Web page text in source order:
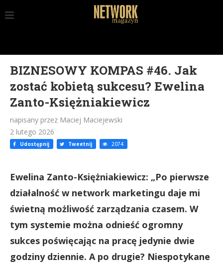
BIZNESOWY KOMPAS #46. Jak
zostać kobietą sukcesu? Ewelina
Zanto-Księżniakiewicz
napisany przez Maciej Maciejewski
2 lutego 2026
Udostępnij Tweetnij 2074
Ewelina Zanto-Księżniakiewicz: „Po pierwsze
działalność w network marketingu daje mi
świetną możliwość zarządzania czasem. W
tym systemie można odnieść ogromny
sukces poświęcając na pracę jedynie dwie
godziny dziennie. A po drugie? Niespotykane